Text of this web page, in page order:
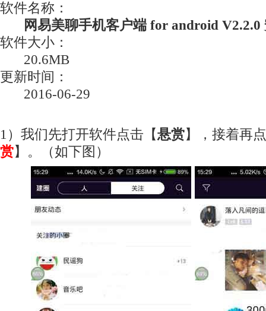
软件名称：
网易美聊手机客户端 for android V2.2.0
软件大小：
20.6MB
更新时间：
2016-06-29
1）我们先打开软件点击【悬赏】，接着再
赏】。（如下图）